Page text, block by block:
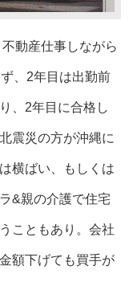
動産仕事しながら
、2年目は出勤前
、2年目に合格し
震災の方が沖縄に
横ばい、もしくは
&親の介護で住宅
こともあり。会社
額下げても買手が